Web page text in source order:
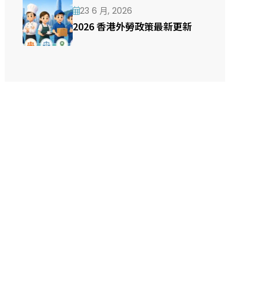
23 6 月, 2026
2026 香港外勞政策最新更新